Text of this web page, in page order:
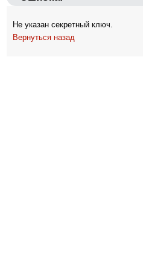
Не указан секретный ключ.
Вернуться назад